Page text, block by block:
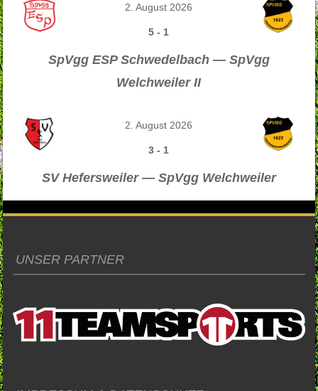
2. August 2026
5 - 1
SpVgg ESP Schwedelbach — SpVgg
Welchweiler II
2. August 2026
3 - 1
SV Hefersweiler — SpVgg Welchweiler
UNSER PARTNER